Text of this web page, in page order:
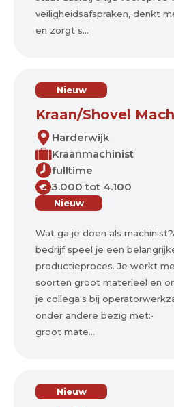
veiligheidsafspraken, denkt
en zorgt s...
Nieuw
Kraan/Shovel
Harderwijk
Kraanmachinist
fulltime
€ 3.000 tot 4.100
Nieuw
Wat ga je doen als
bedrijf speel je een
productieproces. Je werkt
soorten groot materieel en
je collega's bij
onder andere bezig met:•
groot mate...
Nieuw